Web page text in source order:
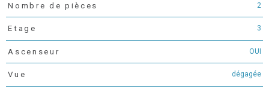
Nombre de pièces 2
Etage 3
Ascenseur OUI
Vue dégagée